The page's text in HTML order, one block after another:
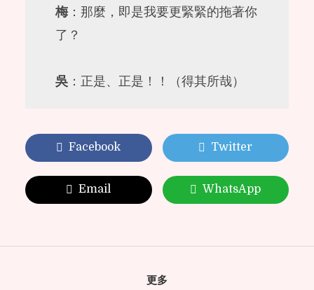
梅：那麼，即是我要更緊緊的拖著你
了？
吳：正是、正是！！（得其所哉）
Facebook Twitter
Email WhatsApp
更多